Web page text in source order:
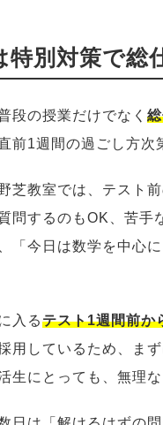
別対策で総
段の授業だけでなく
前1週間の過ごし方次
芝教室では、テスト
問するのもOK、苦
「今日は数学を中心
入るテスト1週間前か
用しているため、ま
生にとっても、無理